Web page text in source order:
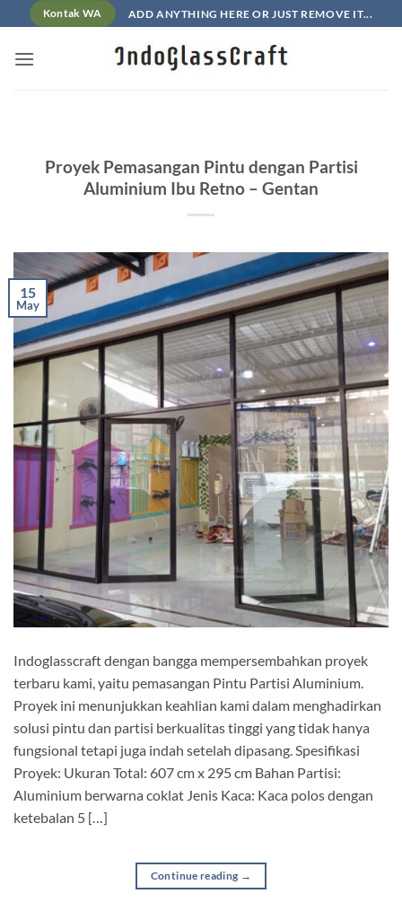
to
content
Kontak WA ADD ANYTHING HERE OR JUST REMOVE IT...
Proyek Pemasangan Pintu dengan Partisi
Aluminium Ibu Retno – Gentan
15
May
Indoglasscraft dengan bangga mempersembahkan proyek
terbaru kami, yaitu pemasangan Pintu Partisi Aluminium.
Proyek ini menunjukkan keahlian kami dalam menghadirkan
solusi pintu dan partisi berkualitas tinggi yang tidak hanya
fungsional tetapi juga indah setelah dipasang. Spesifikasi
Proyek: Ukuran Total: 607 cm x 295 cm Bahan Partisi:
Aluminium berwarna coklat Jenis Kaca: Kaca polos dengan
ketebalan 5 […]
Continue reading →